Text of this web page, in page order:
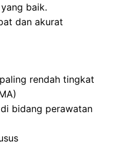
baik.
dan akurat
rendah tingkat
bidang perawatan